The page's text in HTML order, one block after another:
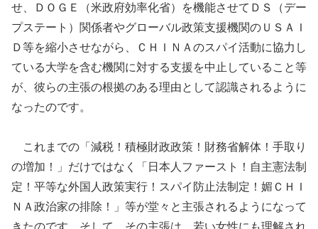
せ、ＤＯＧＥ（米政府効率化省）を機能させてＤＳ（デー
プステート）関係者やグローバル政策支援機関のＵＳＡＩ
Ｄ等を縮小させながら、ＣＨＩＮＡのスパイ活動に協力し
ている大学を含む機関に対する支援を中止していること等
が、彼らの主張の根拠のある理由として認識されるように
なったのです。
これまでの「減税！積極財政政策！財務省解体！手取り
の増加！」だけではなく「日本人ファースト！自主憲法制
定！平等な外国人政策実行！スパイ防止法制定！媚ＣＨＩ
ＮＡ政治家の排除！」等が堂々と主張されるようになって